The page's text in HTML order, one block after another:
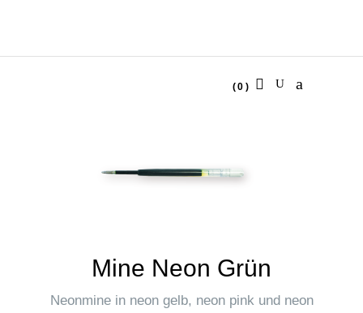
(0)
Mine Neon Grün
Neonmine in neon gelb, neon pink und neon